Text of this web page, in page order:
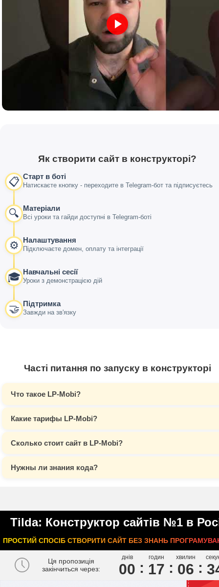
Як створити сайт в конструкторі?
📋 Старт в боті
Натискаєте кнопку - переходите в Telegram-бот та підписуєтесь
🔍 Матеріали
Всі уроки та гайди доступні в Telegram-боті
⚙️ Налаштування
Підключаєте домен, оплату та інтеграції
🎓 Навчальні сесії
Уроки з демонстрацією дій
🤝 Підтримка
Завжди на зв'язку
Часті питання по запуску в конструкторі
Что такое LP-Mobi?
Какие тарифы LP-Mobi?
Сколько стоит сайт в LP-Mobi?
Нужны ли знания кода?
Tilda: Конструктор сайтів №1 в
ПРОСТИЙ СПОСІБ СТВОРИТИ САЙТ БЕЗ ЗНАНЬ
Ця пропозиція
закінчиться через:
днів
00
годин
17
хвилин
06 3